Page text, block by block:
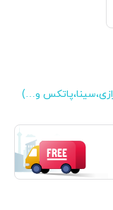
و…)